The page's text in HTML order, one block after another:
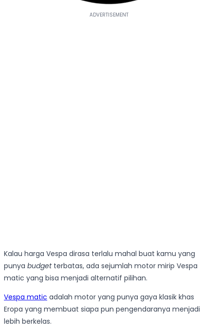
Kalau harga Vespa dirasa terlalu mahal buat kamu yang
punya budgetterbatas, ada sejumlah motor mirip Vespa
matic yang bisa menjadi alternatif pilihan.
Vespa matic adalah motor yang punya gaya klasik khas
Eropa yang membuat siapa pun pengendaranya menjadi
lebih berkelas.